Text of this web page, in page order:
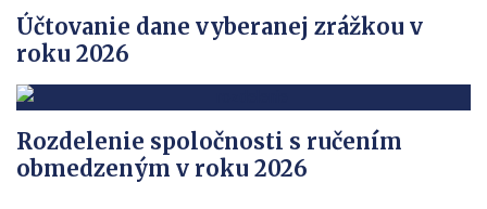
Účtovanie dane vyberanej zrážkou v
roku 2026
Rozdelenie spoločnosti s ručením
obmedzeným v roku 2026